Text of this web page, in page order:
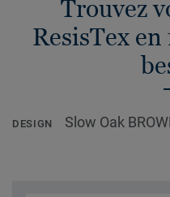
Trouvez
ResisTex
DESIGN Slow Oak